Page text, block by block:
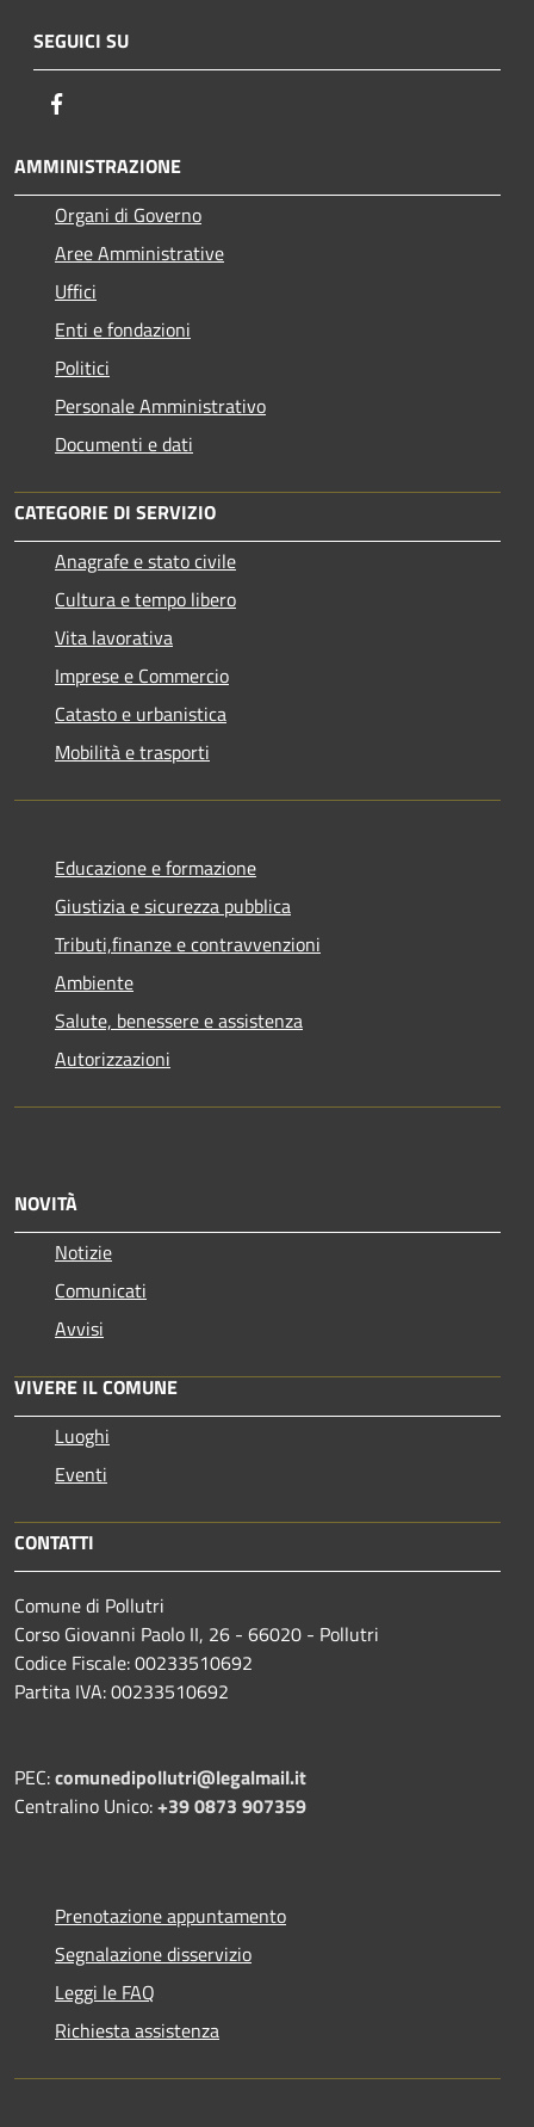
SEGUICI SU
AMMINISTRAZIONE
Organi di Governo
Aree Amministrative
Uffici
Enti e fondazioni
Politici
Personale Amministrativo
Documenti e dati
CATEGORIE DI SERVIZIO
Anagrafe e stato civile
Cultura e tempo libero
Vita lavorativa
Imprese e Commercio
Catasto e urbanistica
Mobilità e trasporti
Educazione e formazione
Giustizia e sicurezza pubblica
Tributi,finanze e contravvenzioni
Ambiente
Salute, benessere e assistenza
Autorizzazioni
NOVITÀ
Notizie
Comunicati
Avvisi
VIVERE IL COMUNE
Luoghi
Eventi
CONTATTI
Comune di Pollutri
Corso Giovanni Paolo II, 26 - 66020 - Pollutri
Codice Fiscale: 00233510692
Partita IVA: 00233510692
PEC:comunedipollutri@legalmail.it
Centralino Unico:+39 0873 907359
Prenotazione appuntamento
Segnalazione disservizio
Leggi le FAQ
Richiesta assistenza